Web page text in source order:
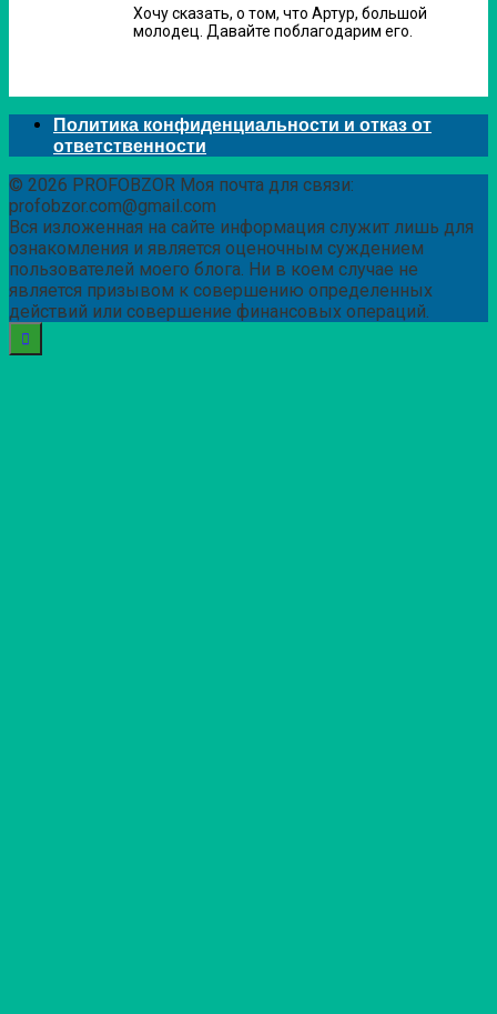
Хочу сказать, о том, что Артур, большой
молодец. Давайте поблагодарим его.
Политика конфиденциальности и отказ от
ответственности
© 2026 PROFOBZOR Моя почта для связи:
profobzor.com@gmail.com
Вся изложенная на сайте информация служит лишь для
ознакомления и является оценочным суждением
пользователей моего блога. Ни в коем случае не
является призывом к совершению определенных
действий или совершение финансовых операций.